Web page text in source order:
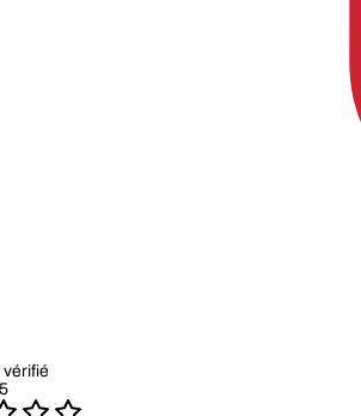
vérifié